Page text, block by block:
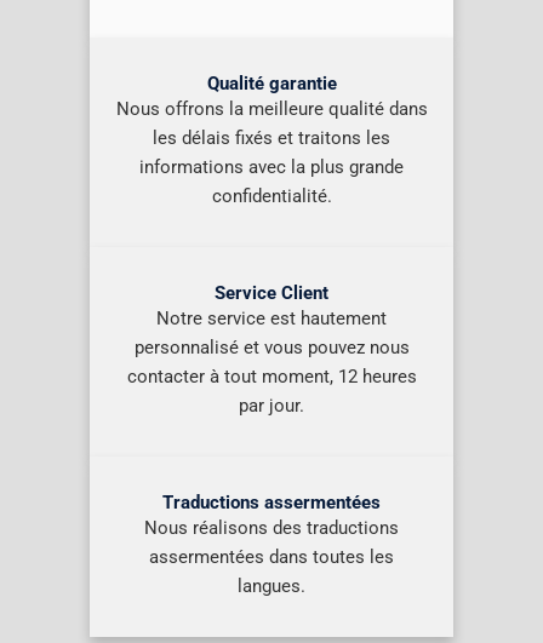
Qualité garantie
Nous offrons la meilleure qualité dans
les délais fixés et traitons les
informations avec la plus grande
confidentialité.
Service Client
Notre service est hautement
personnalisé et vous pouvez nous
contacter à tout moment, 12 heures
par jour.
Traductions assermentées
Nous réalisons des traductions
assermentées dans toutes les
langues.